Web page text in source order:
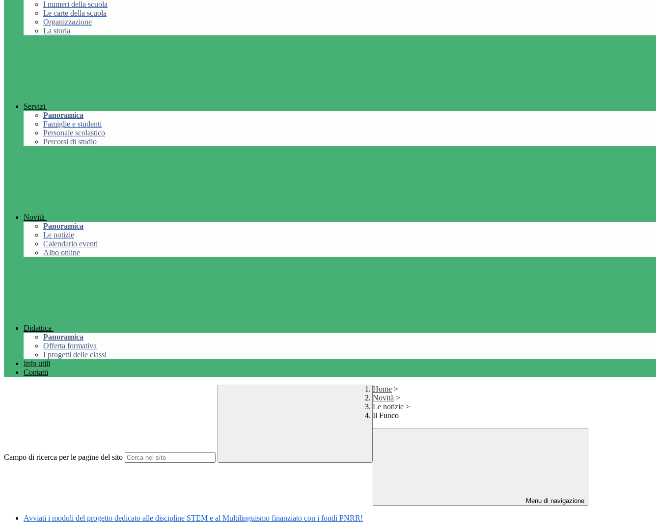
I numeri della scuola
Le carte della scuola
Organizzazione
La storia
Servizi
Panoramica
Famiglie e studenti
Personale scolastico
Percorsi di studio
Novità
Panoramica
Le notizie
Calendario eventi
Albo online
Didattica
Panoramica
Offerta formativa
I progetti delle classi
Info utili
Contatti
Campo di ricerca per le pagine del sito
Home >
Novità >
Le notizie >
Il Fuoco
Menu di navigazione
Avviati i moduli del progetto dedicato alle discipline STEM e al Multilinguismo finanziato con i fondi PNRR!